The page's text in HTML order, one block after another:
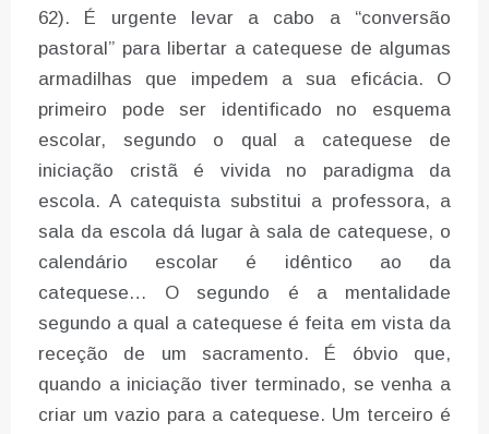
62). É urgente levar a cabo a “conversão
pastoral” para libertar a catequese de algumas
armadilhas que impedem a sua eficácia. O
primeiro pode ser identificado no esquema
escolar, segundo o qual a catequese de
iniciação cristã é vivida no paradigma da
escola. A catequista substitui a professora, a
sala da escola dá lugar à sala de catequese, o
calendário escolar é idêntico ao da
catequese… O segundo é a mentalidade
segundo a qual a catequese é feita em vista da
receção de um sacramento. É óbvio que,
quando a iniciação tiver terminado, se venha a
criar um vazio para a catequese. Um terceiro é